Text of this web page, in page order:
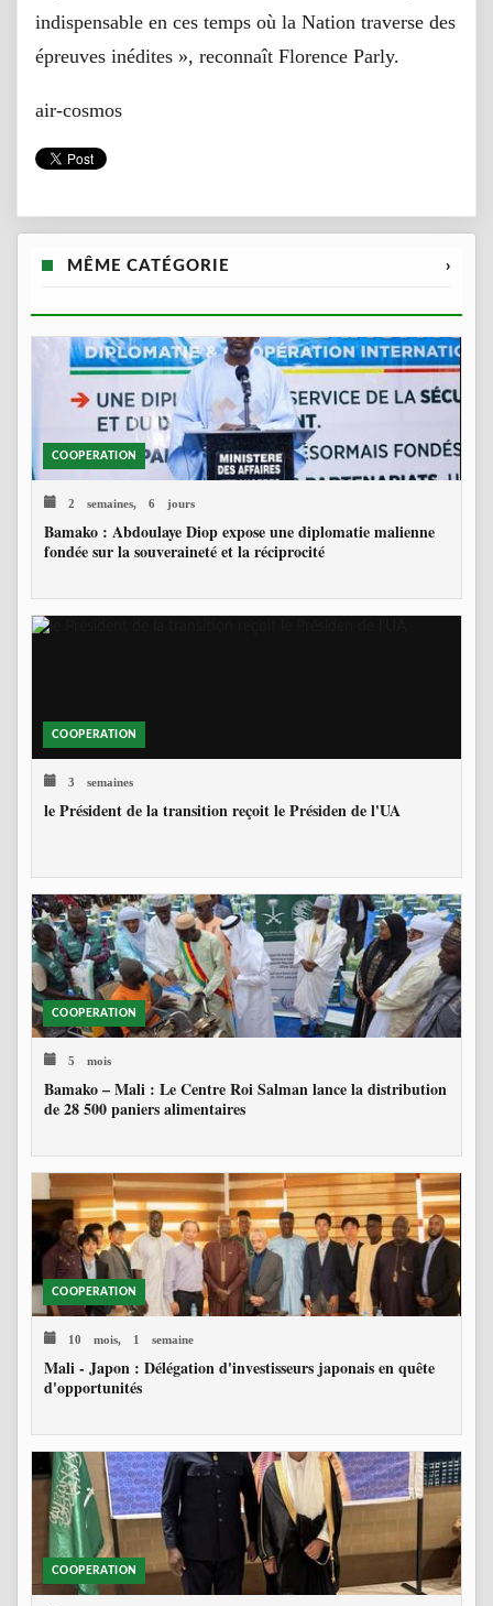
indispensable en ces temps où la Nation traverse des
épreuves inédites », reconnaît Florence Parly.
air-cosmos
MÊME CATÉGORIE ›
COOPERATION
2 semaines, 6 jours
Bamako : Abdoulaye Diop expose une diplomatie malienne
fondée sur la souveraineté et la réciprocité
COOPERATION
3 semaines
le Président de la transition reçoit le Présiden de l'UA
COOPERATION
5 mois
Bamako – Mali : Le Centre Roi Salman lance la distribution
de 28 500 paniers alimentaires
COOPERATION
10 mois, 1 semaine
Mali - Japon : Délégation d'investisseurs japonais en quête
d'opportunités
COOPERATION